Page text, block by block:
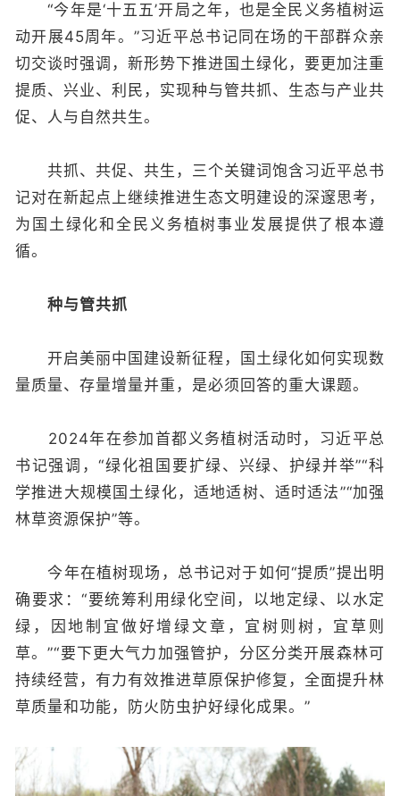
“今年是‘十五五’开局之年，也是全民义务植树运
动开展45周年。”习近平总书记同在场的干部群众亲
切交谈时强调，新形势下推进国土绿化，要更加注重
提质、兴业、利民，实现种与管共抓、生态与产业共
促、人与自然共生。
共抓、共促、共生，三个关键词饱含习近平总书
记对在新起点上继续推进生态文明建设的深邃思考，
为国土绿化和全民义务植树事业发展提供了根本遵
循。
种与管共抓
开启美丽中国建设新征程，国土绿化如何实现数
量质量、存量增量并重，是必须回答的重大课题。
2024年在参加首都义务植树活动时，习近平总
书记强调，“绿化祖国要扩绿、兴绿、护绿并举”“科
学推进大规模国土绿化，适地适树、适时适法”“加强
林草资源保护”等。
今年在植树现场，总书记对于如何“提质”提出明
确要求：“要统筹利用绿化空间，以地定绿、以水定
绿，因地制宜做好增绿文章，宜树则树，宜草则
草。”“要下更大气力加强管护，分区分类开展森林可
持续经营，有力有效推进草原保护修复，全面提升林
草质量和功能，防火防虫护好绿化成果。”